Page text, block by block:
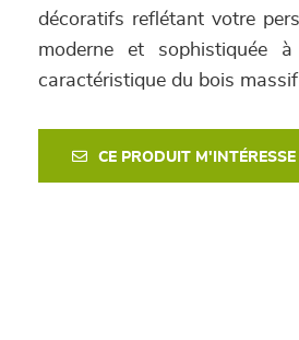
décoratifs reflétant votre
moderne et sophistiquée
caractéristique du bois massif
CE PRODUIT M'INTÉRESSE